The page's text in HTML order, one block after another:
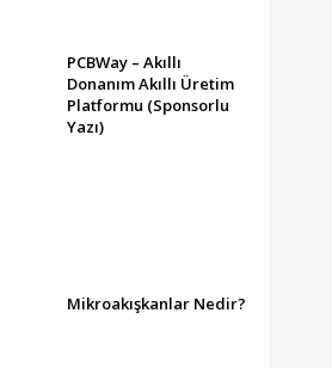
PCBWay – Akıllı
Donanım Akıllı Üretim
Platformu (Sponsorlu
Yazı)
Mikroakışkanlar Nedir?